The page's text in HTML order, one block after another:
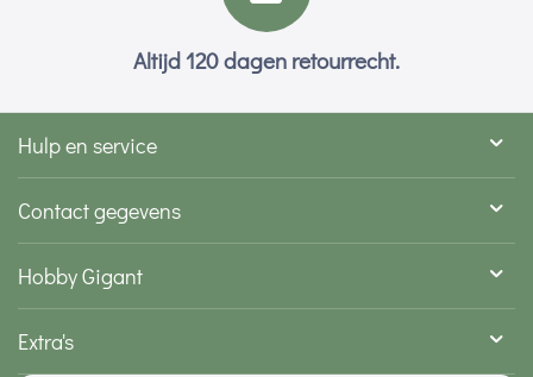
Altijd 120 dagen retourrecht.
Hulp en service
Contact gegevens
Hobby Gigant
Extra's